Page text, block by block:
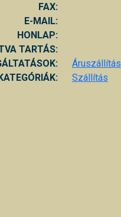
FAX:
E-MAIL:
HONLAP:
TARTÁS:
Áruszállítás
Szállítás